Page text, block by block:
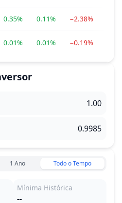
0.35% 0.11% −2.38%
0.01% 0.01% −0.19%
1 Ano Todo o Tempo
Mínima Histórica
--